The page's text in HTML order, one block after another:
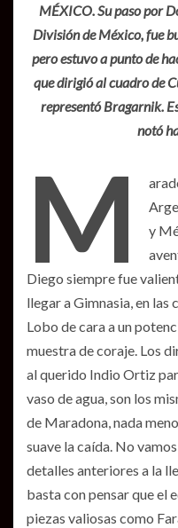
MÉXICO. Su paso por
División de México, fue
pero estuvo a punto de
que dirigió al cuadro de
representó Bragarnik.
notó
M
y
Diego siempre fue
llegar a Gimnasia, en las
Lobo de cara a un
muestra de coraje. Los
al querido Indio Ortiz
vaso de agua, son los
de Maradona, nada
suave la caída. No
detalles anteriores a la
basta con pensar que el
piezas valiosas como